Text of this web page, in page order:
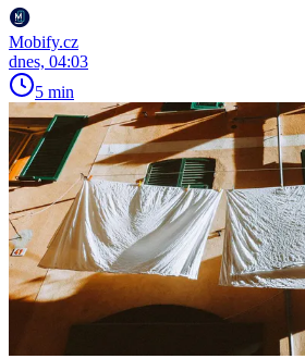
Mobify.cz
dnes, 04:03
5 min